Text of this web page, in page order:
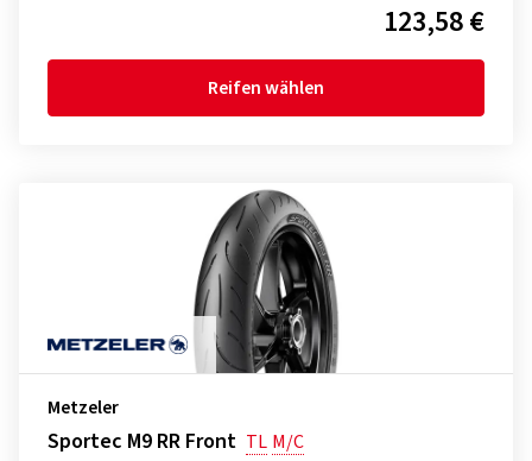
123,58 €
Reifen wählen
Metzeler
Sportec M9 RR Front TL M/C